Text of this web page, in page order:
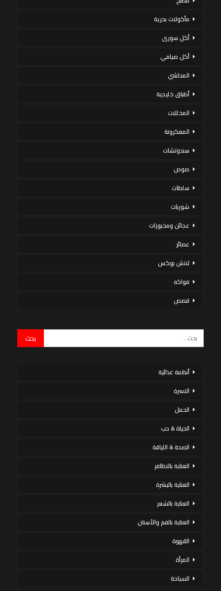
مأكولات بحرية
أكل سورى
أكل صيامي
المحاشي
أطباق خليجية
المخللات
المعكرونة
سندوتشات
صوص
سلطات
شوربات
عجائن ومخبوزات
عصائر
لانش بوكس
فواكه
قصص
أنظمة غذائية
الاسرة
الحمل
الحياة & حب
الصحة & اللياقة
العناية بالاظافر
العناية بالبشرة
العناية بالشعر
العناية بالفم والأسنان
القهوة
المرأة
السياحة